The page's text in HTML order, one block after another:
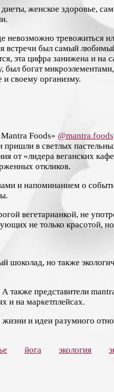
женское здоровье,
невозможно тревожиться
встречи был самый
эта цифра занижена и на
богат
и своему организму.
Foods»
в светлых
от «лидера веганских
откликов.
и напоминанием о
вегетарианкой, не
не только красотой,
шоколад, но также
представители
и на маркетплейсах.
и идеи разумного
йога экология